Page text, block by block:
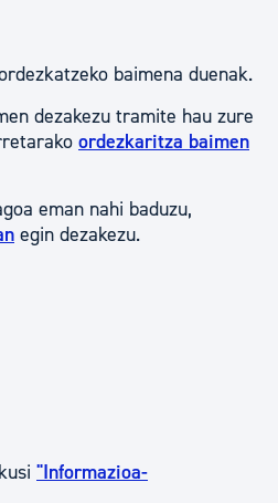
baimena duenak.
dezakezu tramite hau zure
ordezkaritza baimen
eman nahi baduzu,
egin dezakezu.
"Informazioa-